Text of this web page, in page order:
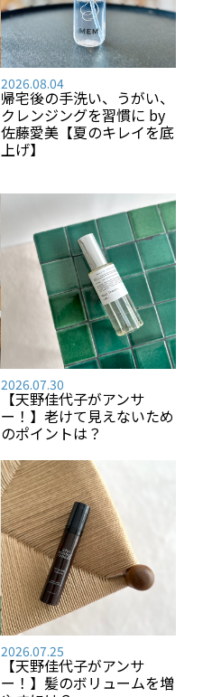
2026.08.04
帰宅後の手洗い、うがい、
クレンジングを習慣に by
佐藤愛美【夏のキレイを底
上げ】
2026.07.30
【天野佳代子がアンサ
ー！】老けて見えないため
のポイントは？
2026.07.25
【天野佳代子がアンサ
ー！】髪のボリュームを増